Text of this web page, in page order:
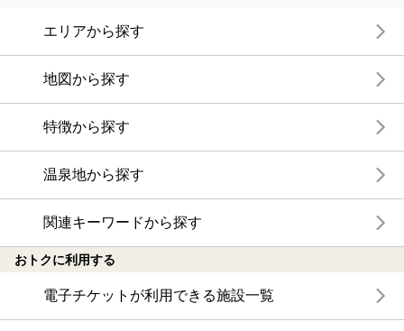
エリアから探す
地図から探す
特徴から探す
温泉地から探す
関連キーワードから探す
おトクに利用する
電子チケットが利用できる施設一覧